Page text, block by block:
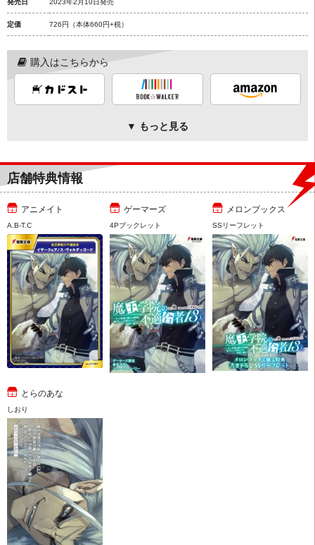
発売日 2023年2月10日発売
定価 726円 （本体660円+税）
購入はこちらから
▼ もっと見る
店舗特典情報
アニメイト
A.B-T.C
ゲーマーズ
4Pブックレット
メロンブックス
SSリーフレット
とらのあな
しおり